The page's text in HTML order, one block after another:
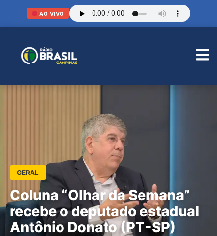
AO VIVO
GERAL
Coluna “Olhar da Semana”
recebe o deputado estadual
Antônio Donato (PT-SP)